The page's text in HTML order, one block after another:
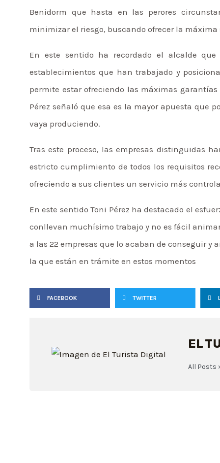
Benidorm que hasta en las perores
minimizar el riesgo, buscando ofrecer la
En este sentido ha recordado el alcalde
establecimientos que han trabajado y
permite estar ofreciendo las máximas
Pérez señaló que esa es la mayor apuesta que
vaya produciendo.
Tras este proceso, las empresas distinguidas
estricto cumplimiento de todos los requisitos
ofreciendo a sus clientes un servicio más
En este sentido Toni Pérez ha destacado el
conllevan muchísimo trabajo y no es fácil
a las 22 empresas que lo acaban de conseguir
la que están en trámite en estos momentos
FACEBOOK TWITTER
EL
All Posts